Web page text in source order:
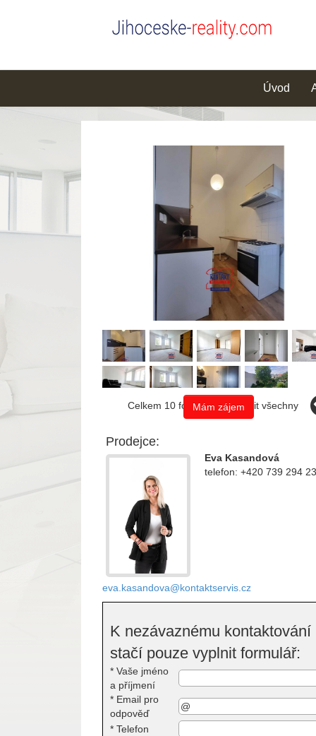
Úvod
Celkem 10 fotografií, zobrazit všechny
Mám zájem
Prodejce:
Eva Kasandová
telefon: +420 739 294
eva.kasandova@kontaktservis.cz
K nezávaznému kontaktování
stačí pouze vyplnit formulář:
* Vaše jméno
a příjmení
* Email pro
odpověď
* Telefon